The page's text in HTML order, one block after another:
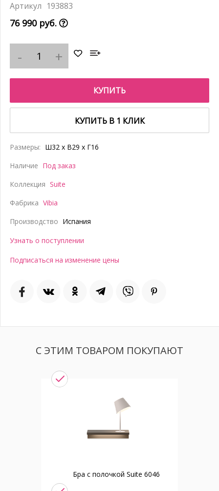
193883
76 990 руб.
КУПИТЬ
КУПИТЬ В 1 КЛИК
Размеры: Ш32 x В29 x Г16
Наличие Под заказ
Коллекция Suite
Фабрика Vibia
Производство Испания
Узнать о поступлении
Подписаться на изменение цены
С ЭТИМ ТОВАРОМ ПОКУПАЮТ
Бра с полочкой Suite 6046